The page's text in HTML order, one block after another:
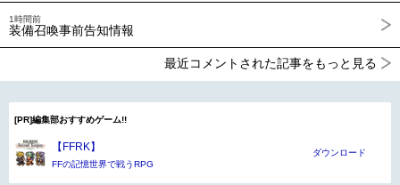
1時間前
装備召喚事前告知情報
最近コメントされた記事をもっと見る
[PR]編集部おすすめゲーム!!
【FFRK】
FFの記憶世界で戦うRPG
ダウンロード